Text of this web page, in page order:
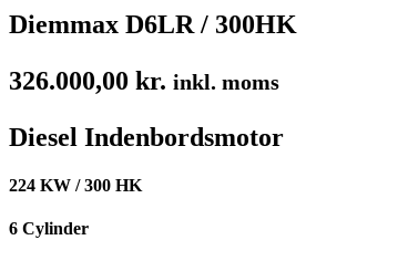
Diemmax D6LR / 300HK
326.000,00 kr. inkl. moms
Diesel Indenbordsmotor
224 KW / 300 HK
6 Cylinder